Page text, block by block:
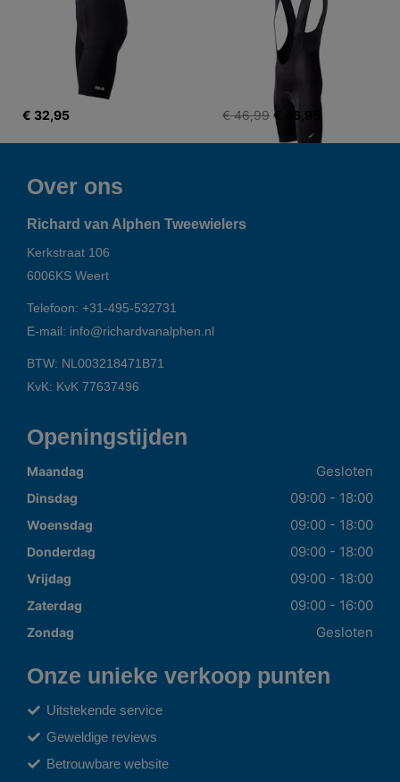
€ 32,95 € 46,99 € 46,95
Over ons
Richard van Alphen Tweewielers
Kerkstraat 106
6006KS Weert
Telefoon: +31-495-532731
E-mail: info@richardvanalphen.nl
BTW: NL003218471B71
KvK: KvK 77637496
Openingstijden
Maandag Gesloten
Dinsdag 09:00 - 18:00
Woensdag 09:00 - 18:00
Donderdag 09:00 - 18:00
Vrijdag 09:00 - 18:00
Zaterdag 09:00 - 16:00
Zondag Gesloten
Onze unieke verkoop punten
Uitstekende service
Geweldige reviews
Betrouwbare website